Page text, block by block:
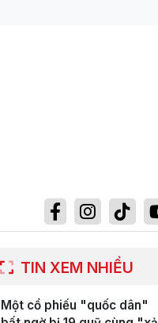
TIN XEM NHIỀU
Một cổ phiếu "quốc dân"